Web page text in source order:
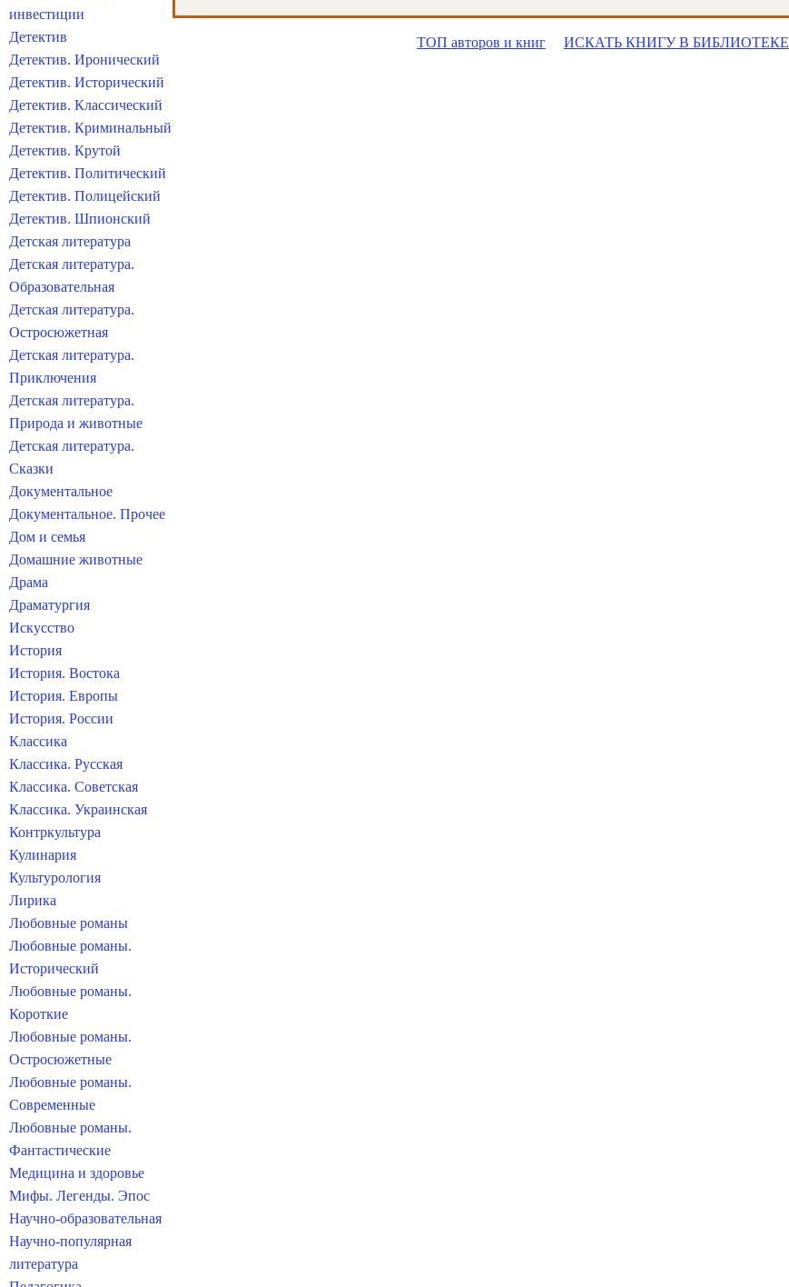
ТОП авторов и книг ИСКАТЬ КНИГУ В БИБЛИОТЕКЕ
инвестиции
Детектив
Детектив. Иронический
Детектив. Исторический
Детектив. Классический
Детектив. Криминальный
Детектив. Крутой
Детектив. Политический
Детектив. Полицейский
Детектив. Шпионский
Детская литература
Детская литература.
Образовательная
Детская литература.
Остросюжетная
Детская литература.
Приключения
Детская литература.
Природа и животные
Детская литература.
Сказки
Документальное
Документальное. Прочее
Дом и семья
Домашние животные
Драма
Драматургия
Искусство
История
История. Востока
История. Европы
История. России
Классика
Классика. Русская
Классика. Советская
Классика. Украинская
Контркультура
Кулинария
Культурология
Лирика
Любовные романы
Любовные романы.
Исторический
Любовные романы.
Короткие
Любовные романы.
Остросюжетные
Любовные романы.
Современные
Любовные романы.
Фантастические
Медицина и здоровье
Мифы. Легенды. Эпос
Научно-образовательная
Научно-популярная
литература